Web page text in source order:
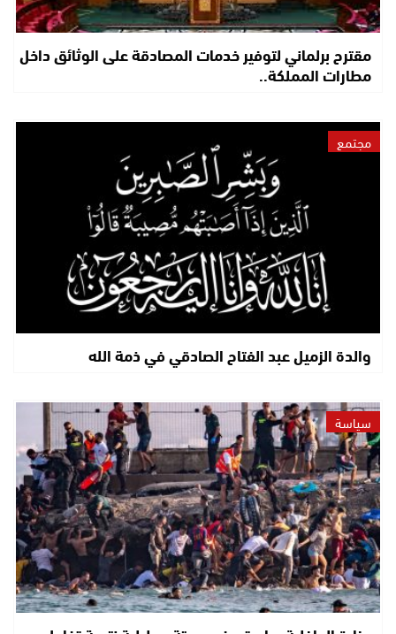
مقترح برلماني لتوفير خدمات المصادقة على الوثائق داخل
مطارات المملكة..
مجتمع
والدة الزميل عبد الفتاح الصادقي في ذمة الله
سياسة